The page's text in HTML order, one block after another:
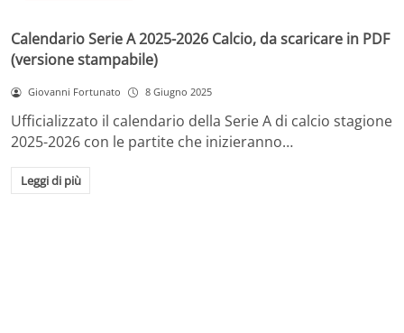
Calendario Serie A 2025-2026 Calcio, da scaricare in PDF
(versione stampabile)
Giovanni Fortunato 8 Giugno 2025
Ufficializzato il calendario della Serie A di calcio stagione
2025-2026 con le partite che inizieranno…
Leggi di più